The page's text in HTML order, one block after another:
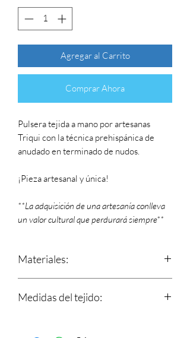
Agregar al Carrito
Comprar Ahora
Pulsera tejida a mano por artesanas
Triqui con la técnica prehispánica de
anudado en terminado de nudos.
¡Pieza artesanal y única!
**La adquisición de una artesanía conlleva
un valor cultural que perdurará siempre**
Materiales:
corredizo que se ajusta a tu muñeca.
Medidas del tejido:
Ancho: 1.1 cm